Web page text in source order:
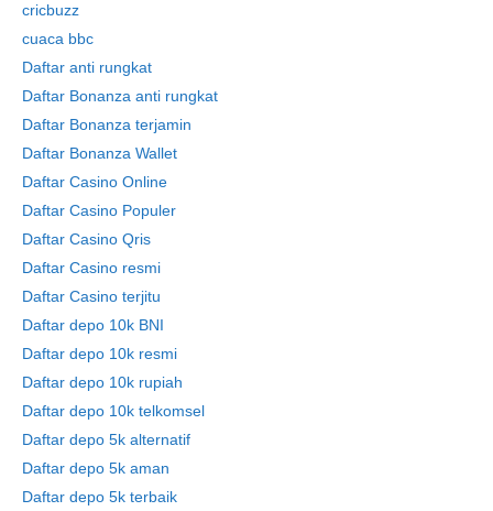
cricbuzz
cuaca bbc
Daftar anti rungkat
Daftar Bonanza anti rungkat
Daftar Bonanza terjamin
Daftar Bonanza Wallet
Daftar Casino Online
Daftar Casino Populer
Daftar Casino Qris
Daftar Casino resmi
Daftar Casino terjitu
Daftar depo 10k BNI
Daftar depo 10k resmi
Daftar depo 10k rupiah
Daftar depo 10k telkomsel
Daftar depo 5k alternatif
Daftar depo 5k aman
Daftar depo 5k terbaik